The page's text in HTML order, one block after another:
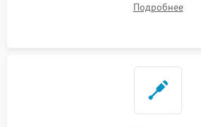
Подробнее